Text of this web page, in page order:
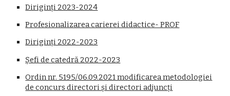
Diriginți 2023-2024
Profesionalizarea carierei didactice- PROF
Diriginți 2022-2023
Șefi de catedră 2022-2023
Ordin nr. 5195/06.09.2021 modificarea metodologiei
de concurs directori și directori adjuncți